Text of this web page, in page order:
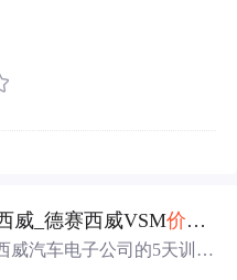
威_德赛西威VSM价值
威汽车电子公司的5天训练